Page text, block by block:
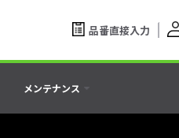
品番直接入力
メンテナンス